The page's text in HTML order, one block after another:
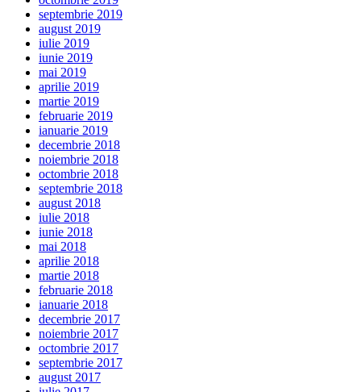
septembrie 2019
august 2019
iulie 2019
iunie 2019
mai 2019
aprilie 2019
martie 2019
februarie 2019
ianuarie 2019
decembrie 2018
noiembrie 2018
octombrie 2018
septembrie 2018
august 2018
iulie 2018
iunie 2018
mai 2018
aprilie 2018
martie 2018
februarie 2018
ianuarie 2018
decembrie 2017
noiembrie 2017
octombrie 2017
septembrie 2017
august 2017